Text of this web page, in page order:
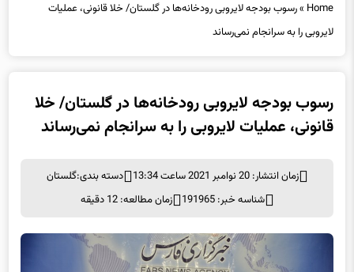
Home
»رسوب بودجه لایروبی رودخانه‌ها در گلستان/ خلا قانونی، عملیات
لایروبی را به سرانجام نمی‌رساند
رسوب بودجه لایروبی رودخانه‌ها در گلستان/ خلا
قانونی، عملیات لایروبی را به سرانجام نمی‌رساند
زمان انتشار: 20 نوامبر 2021 ساعت 13:34 دسته بندی:گلستان
شناسه خبر: 191965
زمان مطالعه: 12 دقیقه